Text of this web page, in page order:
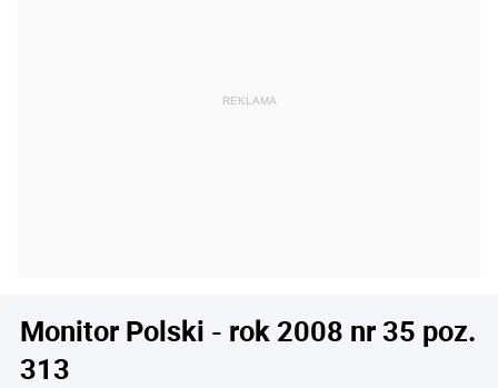
Monitor Polski - rok 2008 nr 35 poz.
313